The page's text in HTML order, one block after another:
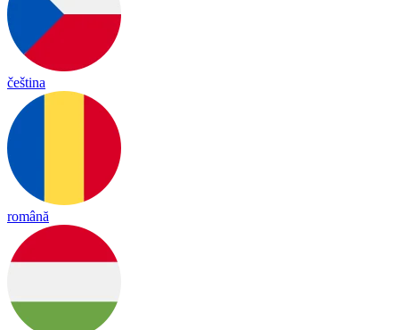
čeština
română